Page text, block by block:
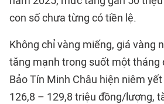
con số chưa từng có tiền lệ.
Không chỉ vàng miếng, giá vàng
tăng mạnh trong suốt một tháng
Bảo Tín Minh Châu hiện niêm
126,8 – 129,8 triệu đồng/lượng,